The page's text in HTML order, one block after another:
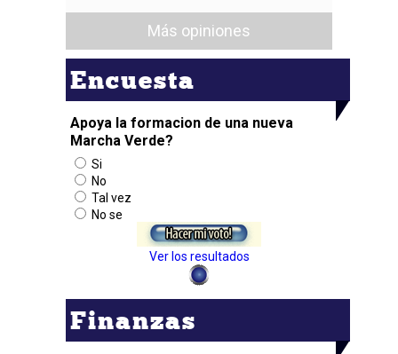
Más opiniones
Encuesta
Apoya la formacion de una nueva
Marcha Verde?
Si
No
Tal vez
No se
Ver los resultados
Finanzas